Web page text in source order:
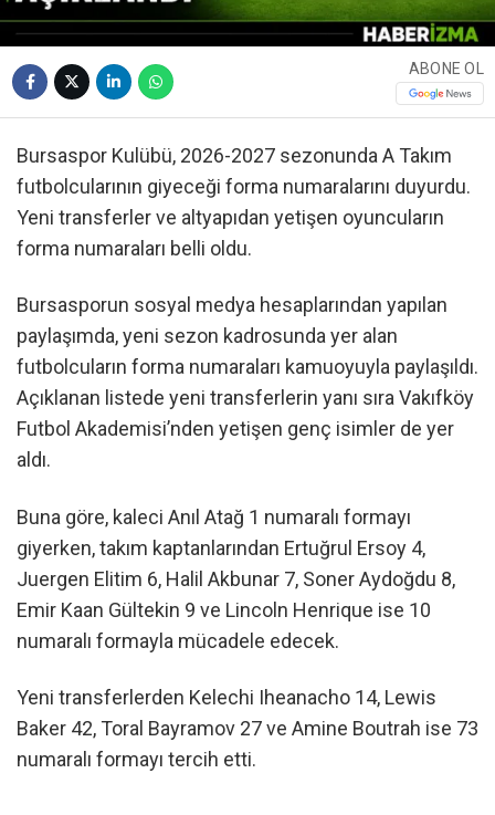
ABONE OL
Bursaspor Kulübü, 2026-2027 sezonunda A Takım
futbolcularının giyeceği forma numaralarını duyurdu.
Yeni transferler ve altyapıdan yetişen oyuncuların
forma numaraları belli oldu.
Bursasporun sosyal medya hesaplarından yapılan
paylaşımda, yeni sezon kadrosunda yer alan
futbolcuların forma numaraları kamuoyuyla paylaşıldı.
Açıklanan listede yeni transferlerin yanı sıra Vakıfköy
Futbol Akademisi’nden yetişen genç isimler de yer
aldı.
Buna göre, kaleci Anıl Atağ 1 numaralı formayı
giyerken, takım kaptanlarından Ertuğrul Ersoy 4,
Juergen Elitim 6, Halil Akbunar 7, Soner Aydoğdu 8,
Emir Kaan Gültekin 9 ve Lincoln Henrique ise 10
numaralı formayla mücadele edecek.
Yeni transferlerden Kelechi Iheanacho 14, Lewis
Baker 42, Toral Bayramov 27 ve Amine Boutrah ise 73
numaralı formayı tercih etti.